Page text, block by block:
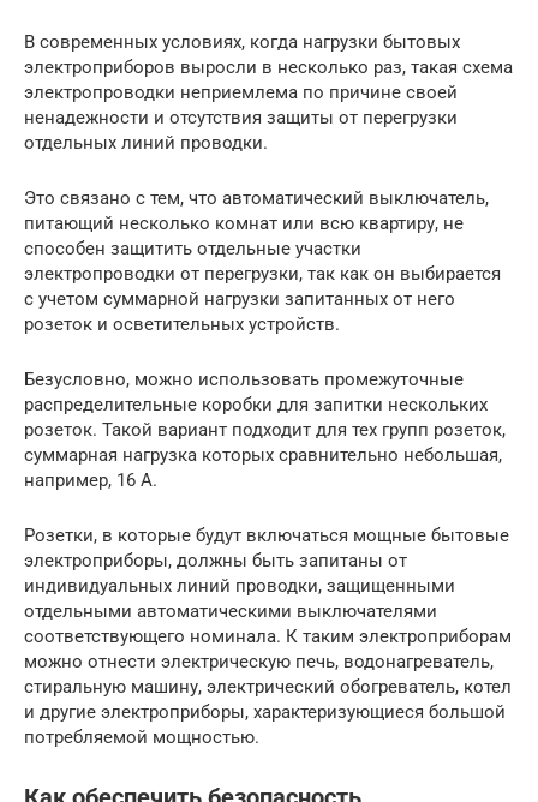
В современных условиях, когда нагрузки бытовых
электроприборов выросли в несколько раз, такая схема
электропроводки неприемлема по причине своей
ненадежности и отсутствия защиты от перегрузки
отдельных линий проводки.
Это связано с тем, что автоматический выключатель,
питающий несколько комнат или всю квартиру, не
способен защитить отдельные участки
электропроводки от перегрузки, так как он выбирается
с учетом суммарной нагрузки запитанных от него
розеток и осветительных устройств.
Безусловно, можно использовать промежуточные
распределительные коробки для запитки нескольких
розеток. Такой вариант подходит для тех групп розеток,
суммарная нагрузка которых сравнительно небольшая,
например, 16 А.
Розетки, в которые будут включаться мощные бытовые
электроприборы, должны быть запитаны от
индивидуальных линий проводки, защищенными
отдельными автоматическими выключателями
соответствующего номинала. К таким электроприборам
можно отнести электрическую печь, водонагреватель,
стиральную машину, электрический обогреватель, котел
и другие электроприборы, характеризующиеся большой
потребляемой мощностью.